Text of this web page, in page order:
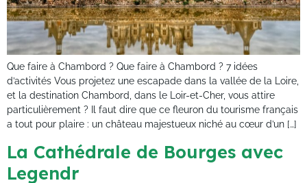
Que faire à Chambord ? Que faire à Chambord ? 7 idées
d’activités Vous projetez une escapade dans la vallée de la Loire,
et la destination Chambord, dans le Loir-et-Cher, vous attire
particulièrement ? Il faut dire que ce fleuron du tourisme français
a tout pour plaire : un château majestueux niché au cœur d’un […]
La Cathédrale de Bourges avec
Legendr